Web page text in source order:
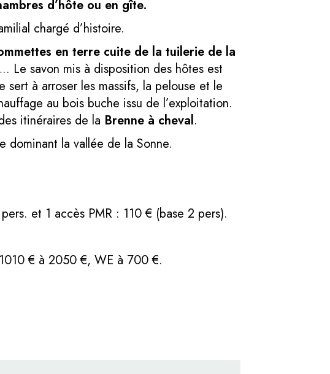
d’hôte ou en gîte.
chargé d’histoire.
en terre cuite de la tuilerie de la
Le savon mis à disposition des hôtes est
sert à arroser les massifs, la pelouse et le
au bois buche issu de l’exploitation.
itinéraires de la Brenne à cheval.
dominant la vallée de la Sonne.
et 1 accès PMR : 110 € (base 2 pers).
€ à 2050 €, WE à 700 €.